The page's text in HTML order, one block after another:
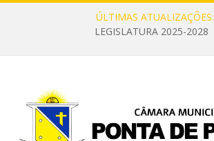
ÚLTIMAS ATUALIZAÇÕES:
LEGISLATURA 2025-2028